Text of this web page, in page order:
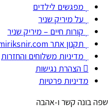
מפגשים לילדים
על מיריק שניר
קורות חיים – מיריק שניר
תקנון אתר miriksnir.com
מדיניות משלוחים והחזרות
הצהרת נגישות
מדיניות פרטיות
שפה בונה קשר ו-אהבה